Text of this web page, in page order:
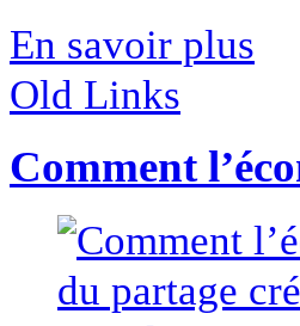
En savoir plus
Old Links
Comment